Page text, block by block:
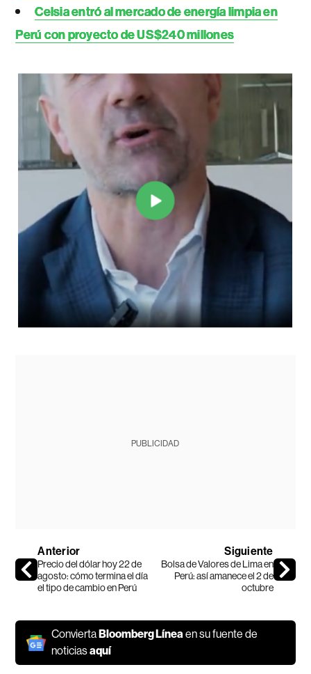
Celsia entró al mercado de energía limpia en
Perú con proyecto de US$240 millones
PUBLICIDAD
Anterior
Precio del dólar hoy 22 de
agosto: cómo termina el día
el tipo de cambio en Perú
Siguiente
Bolsa de Valores de Lima en
Perú: así amanece el 2 de
octubre
Convierta Bloomberg Líneaen su fuente de
noticiasaquí